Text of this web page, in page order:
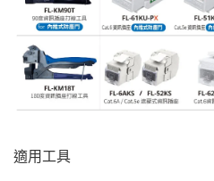
適用工具